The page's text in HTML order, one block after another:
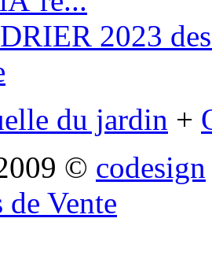
2023
du jardin +
© codesign
Vente